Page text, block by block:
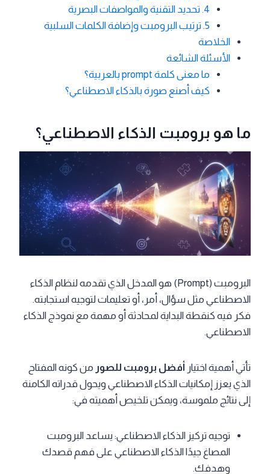
4. تحديد التقنية والمواصفات البصرية
5. ترتيب البرومبت وإضافة الكلمات السلبية
الخلاصة
الأسئلة الشائعة
ما معنى كلمة prompt بالعربية؟
كيف أصنع صورة بالذكاء الاصطناعي؟
ما هو برومبت الذكاء الاصطناعي؟
البرومبت (Prompt) هو المدخل الذي تقدمه لنظام الذكاء
الاصطناعي مثل سؤال، أمر، أو تعليمات لتوجيه استجابته.
فكر فيه كنقطة البداية لمحادثة أو مهمة مع نموذج الذكاء
الاصطناعي.
تأتي أهمية اختيار أفضل برومبت للصور من كونه المفتاح
الذي يعزز إمكانيات الذكاء الاصطناعي ويحول قدراته الكامنة
إلى نتائج ملموسة، ويمكن تلخيص أهميته في:
توجيه تركيز الذكاء الاصطناعي: يساعد البرومبت
المصاغ جيدًا الذكاء الاصطناعي على فهم قصدك
وهدفك.